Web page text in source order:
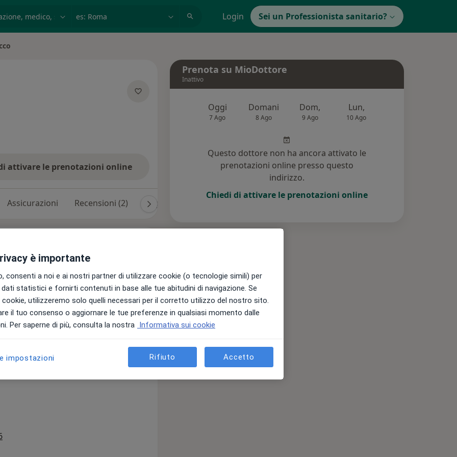
Login Sei un Professionista sanitario?
attivare le prenotazioni online
Assicurazioni Recensioni (2) Risposte ai pazienti (174)
poiché mio padre è stato un
lo studio a Piazza di Spagna che io
(proprio di fronte alla scalinata). Ho
perché mio padre
stesso appartamento (al numero 81)
di laboratorio dalla a alla zeta, oltre
70) mi sono iscritto a Medicina a
di Odontoiatria a Perugia, per
in tutte le discipline
introdusse l’ipnosi
divertente: fece un corso di
(tecniche ancora oggi
la registrazione impressi così
La stessa cosa mio padre
una tecnica che prevedeva
a11y_sr_more_diseases
Prenota su MioDottore
Inattivo
Oggi
7 Ago
Domani
8 Ago
Dom,
9 Ago
Lun,
10 Ago
Questo dottore non ha ancora attivato le
prenotazioni online presso questo
indirizzo.
Chiedi di attivare le prenotazioni online
è importante
consenti a noi e ai nostri partner di utilizzare cookie (o tecnologie simili) per
statistici e fornirti contenuti in base alle tue abitudini di navigazione. Se
utilizzeremo solo quelli necessari per il corretto utilizzo del nostro sito.
il tuo consenso o aggiornare le tue preferenze in qualsiasi momento dalle
Per saperne di più, consulta la nostra Informativa sui cookie
impostazioni Rifiuto Accetto